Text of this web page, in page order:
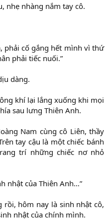
nhẹ nhàng nắm tay cô.
phải cố gắng hết mình vì thứ
phải tiếc nuối.”
dàng.
khí lại lắng xuống khi mọi
sau lưng Thiên Anh.
Nam cùng cô Liên, thầy
tay cậu là một chiếc bánh
trí những chiếc nơ nhỏ
nhật của Thiên Anh…”
hôm nay là sinh nhật cô,
nhật của chính mình.